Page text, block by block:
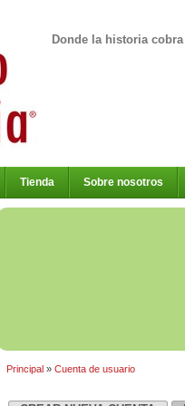
Donde la historia
Tienda Sobre nosotros
Principal» Cuenta de usuario